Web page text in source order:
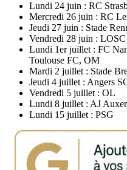
Lundi 24 juin : RC
Mercredi 26 juin : RC
Jeudi 27 juin : Stade
Vendredi 28 juin : LOSC
Lundi 1er juillet : FC
Toulouse FC, OM
Mardi 2 juillet : Stade
Jeudi 4 juillet : Angers
Vendredi 5 juillet : OL
Lundi 8 juillet : AJ
Lundi 15 juillet : PSG